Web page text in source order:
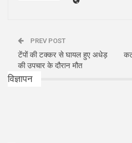
PREV POST
टेंपों की टक्कर से घायल हुए अधेड़
की उपचार के दौरान मौत
विज्ञापन